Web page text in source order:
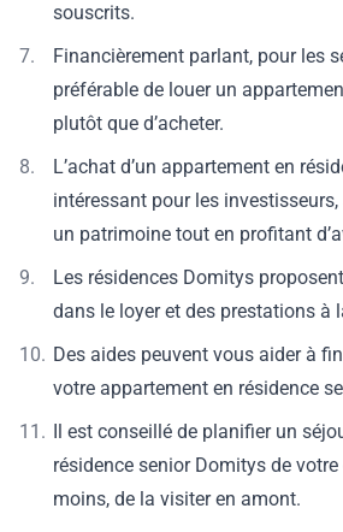
souscrits.
Financièrement parlant, pour les
préférable de louer un
plutôt que d’acheter.
L’achat d’un appartement en
intéressant pour les
un patrimoine tout en profitant
Les résidences Domitys
dans le loyer et des prestations à
Des aides peuvent vous aider à
votre appartement en résidence
Il est conseillé de planifier un
résidence senior Domitys de
moins, de la visiter en amont.